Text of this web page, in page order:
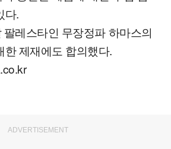
다.
레스타인 무장정파 하마스의
한 제재에도 합의했다.
ADVERTISEMENT